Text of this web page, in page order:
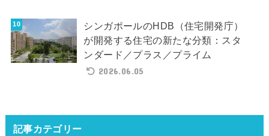
シンガポールのHDB（住宅開発庁）
が開発する住宅の新たな分類：スタ
ンダード／プラス／プライム
2026.06.05
記事カテゴリー